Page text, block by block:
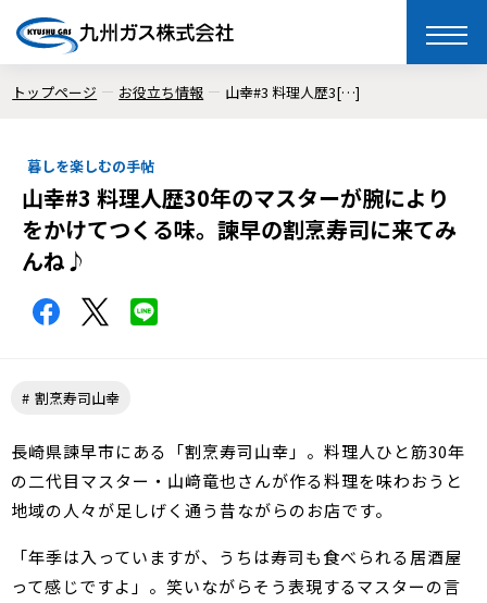
toggle
トップページ お役立ち情報 山幸#3 料理人歴3[…]
暮しを楽しむの手帖
山幸#3 料理人歴30年のマスターが腕により
をかけてつくる味。諫早の割烹寿司に来てみ
んね♪
割烹寿司山幸
長崎県諫早市にある「割烹寿司山幸」。料理人ひと筋30年
の二代目マスター・山﨑竜也さんが作る料理を味わおうと
地域の人々が足しげく通う昔ながらのお店です。
「年季は入っていますが、うちは寿司も食べられる居酒屋
って感じですよ」。笑いながらそう表現するマスターの言